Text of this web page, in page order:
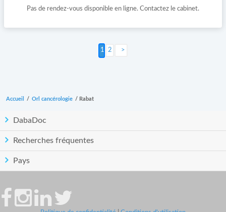
Pas de rendez-vous disponible en ligne. Contactez le cabinet.
2 Suivant >
Accueil / Orl cancérologie / Rabat
DabaDoc
Recherches fréquentes
Pays